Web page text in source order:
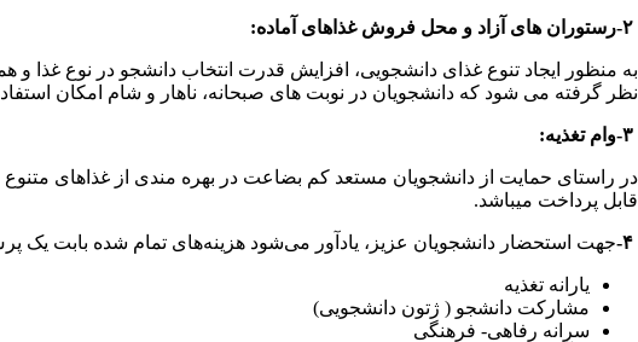
-۲رستوران های آزاد و محل فروش غذاهای آماده:
به منظور ایجاد تنوع غذای دانشجویی، افزایش قدرت انتخاب دانشجو در نوع غذا
نظر گرفته می شود که دانشجویان در نوبت های صبحانه، ناهار و شام امکان
-۳وام تغذیه:
در راستای حمایت از دانشجویان مستعد کم بضاعت در بهره مندی از غذاهای
قابل پرداخت میباشد.
-۴جهت استحضار دانشجویان عزیز، یادآور می‌شود هزینه‌های تمام شده بابت یک
یارانه تغذیه
مشارکت دانشجو ( ژتون دانشجویی)
سرانه رفاهی- فرهنگی